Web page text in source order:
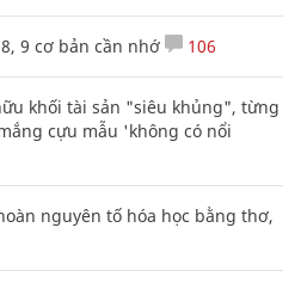
9 cơ bản cần nhớ 106
khối tài sản "siêu khủng", từng
cựu mẫu 'không có nổi
nguyên tố hóa học bằng thơ,